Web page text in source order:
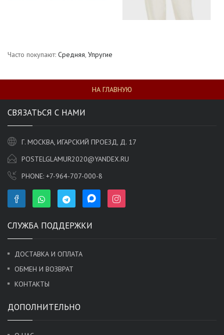
Часто покупают: Средняя, Упругие
НА ГЛАВНУЮ
СВЯЗАТЬСЯ С НАМИ
Г. МОСКВА, ИГАРСКИЙ ПРОЕЗД, Д. 17
POSTELGLAMUR2020@YANDEX.RU
PHONE: +7-964-707-000-8
СЛУЖБА ПОДДЕРЖКИ
ДОСТАВКА И ОПЛАТА
ОБМЕН И ВОЗВРАТ
КОНТАКТЫ
ДОПОЛНИТЕЛЬНО